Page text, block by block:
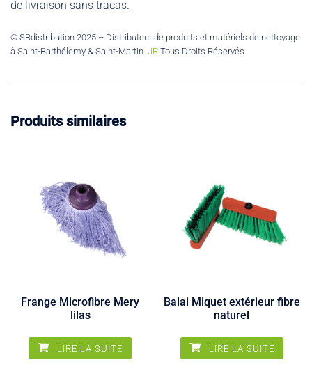
de livraison sans tracas.
© SBdistribution 2025 – Distributeur de produits et matériels de nettoyage
à Saint-Barthélemy & Saint-Martin. JR Tous Droits Réservés
Produits similaires
Frange Microfibre Mery
lilas
LIRE LA SUITE
Balai Miquet extérieur fibre
naturel
LIRE LA SUITE